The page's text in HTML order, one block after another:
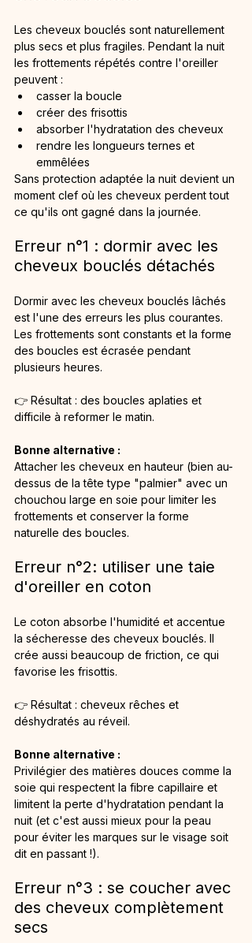
Les cheveux bouclés sont naturellement
plus secs et plus fragiles. Pendant la nuit
les frottements répétés contre l'oreiller
peuvent :
casser la boucle
créer des frisottis
absorber l'hydratation des cheveux
rendre les longueurs ternes et
emmêlées
Sans protection adaptée la nuit devient un
moment clef où les cheveux perdent tout
ce qu'ils ont gagné dans la journée.
Erreur n°1 : dormir avec les
cheveux bouclés détachés
Dormir avec les cheveux bouclés lâchés
est l'une des erreurs les plus courantes.
Les frottements sont constants et la forme
des boucles est écrasée pendant
plusieurs heures.
👉 Résultat : des boucles aplaties et
difficile à reformer le matin.
Bonne alternative :
Attacher les cheveux en hauteur (bien au-
dessus de la tête type "palmier" avec un
chouchou large en soie pour limiter les
frottements et conserver la forme
naturelle des boucles.
Erreur n°2: utiliser une taie
d'oreiller en coton
Le coton absorbe l'humidité et accentue
la sécheresse des cheveux bouclés. Il
crée aussi beaucoup de friction, ce qui
favorise les frisottis.
👉 Résultat : cheveux rêches et
déshydratés au réveil.
Bonne alternative :
Privilégier des matières douces comme la
soie qui respectent la fibre capillaire et
limitent la perte d'hydratation pendant la
nuit (et c'est aussi mieux pour la peau
pour éviter les marques sur le visage soit
dit en passant !).
Erreur n°3 : se coucher avec
des cheveux complètement
secs